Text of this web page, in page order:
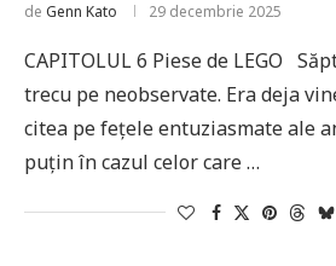
de Genn Kato 29 decembrie 2025
CAPITOLUL 6 Piese de LEGO
trecu pe neobservate. Era deja
citea pe fețele entuziasmate ale
puțin în cazul celor care …